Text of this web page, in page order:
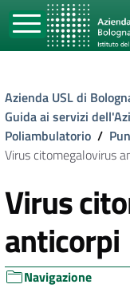
Azienda USL di
Guida ai servizi
Poliambulatorio /
Virus citomegalovirus
Virus
anticorpi
Navigazione